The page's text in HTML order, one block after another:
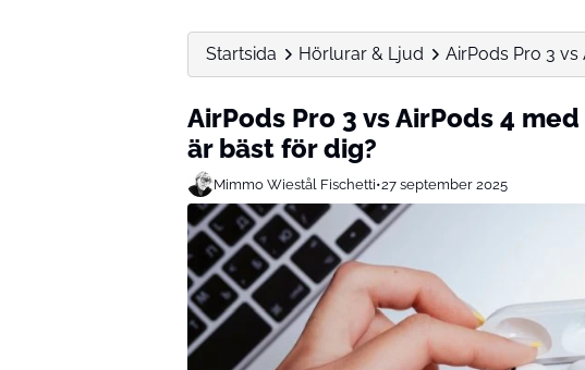
Startsida Hörlurar & Ljud AirPods Pro 3 vs
AirPods Pro 3 vs AirPods 4
är bäst för dig?
Mimmo Wiestål Fischetti•27 september 2025